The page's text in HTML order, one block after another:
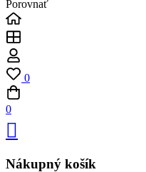
Porovnať
0
0
Nákupný košík